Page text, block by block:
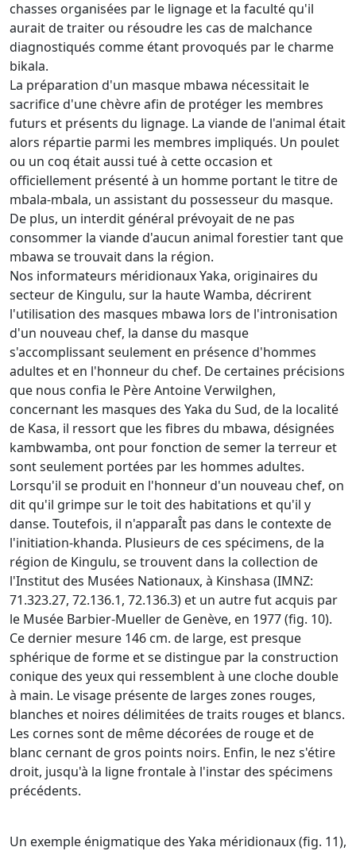
chasses organisées par le lignage et la faculté qu'il
aurait de traiter ou résoudre les cas de malchance
diagnostiqués comme étant provoqués par le charme
bikala.
La préparation d'un masque mbawa nécessitait le
sacrifice d'une chèvre afin de protéger les membres
futurs et présents du lignage. La viande de l'animal était
alors répartie parmi les membres impliqués. Un poulet
ou un coq était aussi tué à cette occasion et
officiellement présenté à un homme portant le titre de
mbala-mbala, un assistant du possesseur du masque.
De plus, un interdit général prévoyait de ne pas
consommer la viande d'aucun animal forestier tant que
mbawa se trouvait dans la région.
Nos informateurs méridionaux Yaka, originaires du
secteur de Kingulu, sur la haute Wamba, décrirent
l'utilisation des masques mbawa lors de l'intronisation
d'un nouveau chef, la danse du masque
s'accomplissant seulement en présence d'hommes
adultes et en l'honneur du chef. De certaines précisions
que nous confia le Père Antoine Verwilghen,
concernant les masques des Yaka du Sud, de la localité
de Kasa, il ressort que les fibres du mbawa, désignées
kambwamba, ont pour fonction de semer la terreur et
sont seulement portées par les hommes adultes.
Lorsqu'il se produit en l'honneur d'un nouveau chef, on
dit qu'il grimpe sur le toit des habitations et qu'il y
danse. Toutefois, il n'apparaÎt pas dans le contexte de
l'initiation-khanda. Plusieurs de ces spécimens, de la
région de Kingulu, se trouvent dans la collection de
l'Institut des Musées Nationaux, à Kinshasa (IMNZ:
71.323.27, 72.136.1, 72.136.3) et un autre fut acquis par
le Musée Barbier-Mueller de Genève, en 1977 (fig. 10).
Ce dernier mesure 146 cm. de large, est presque
sphérique de forme et se distingue par la construction
conique des yeux qui ressemblent à une cloche double
à main. Le visage présente de larges zones rouges,
blanches et noires délimitées de traits rouges et blancs.
Les cornes sont de même décorées de rouge et de
blanc cernant de gros points noirs. Enfin, le nez s'étire
droit, jusqu'à la ligne frontale à l'instar des spécimens
précédents.
Un exemple énigmatique des Yaka méridionaux (fig. 11),